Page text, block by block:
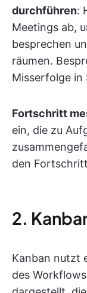
durchführen:
Meetings ab,
besprechen
räumen.
Misserfolge
Fortschritt
ein, die zu
den
2.
Kanban nutzt
des